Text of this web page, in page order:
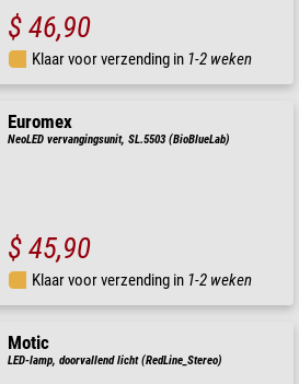
$ 46,90
Klaar voor verzending in 1-2 weken
Euromex
NeoLED vervangingsunit, SL.5503 (BioBlueLab)
$ 45,90
Klaar voor verzending in 1-2 weken
Motic
LED-lamp, doorvallend licht (RedLine_Stereo)